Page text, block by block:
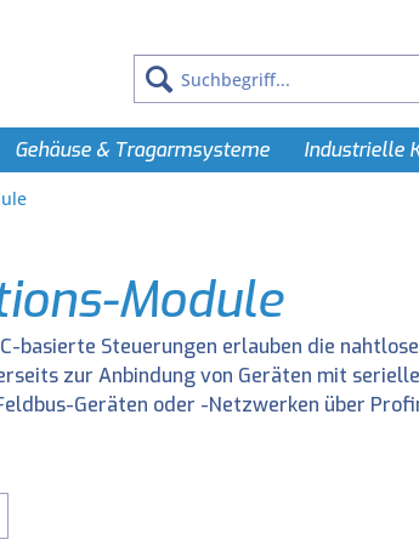
Gehäuse & Tragarmsysteme Industrielle
Module
basierte Steuerungen erlauben die
zur Anbindung von Geräten mit
Geräten oder -Netzwerken über